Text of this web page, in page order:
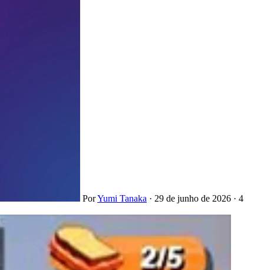
PorYumi Tanaka · 29 de junho de 2026 · 4